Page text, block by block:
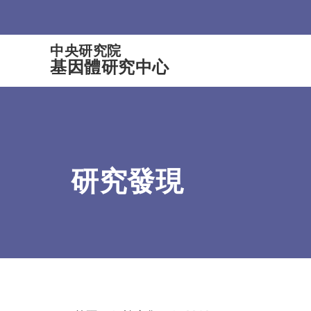
中央研究院
基因體研究中心
研究發現